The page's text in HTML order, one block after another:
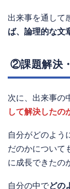
出来事を通して
ば、論理的な文
②課題解決
次に、出来事の
して解決したの
自分がどのよう
だのかについて
に成長できたの
自分の中でどの